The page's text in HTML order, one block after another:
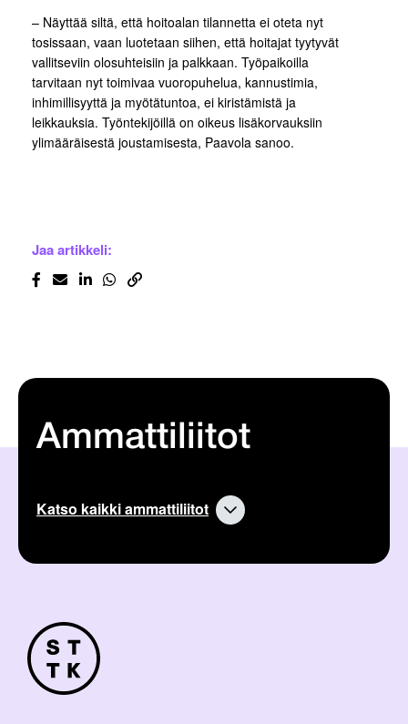
– Näyttää siltä, että hoitoalan tilannetta ei oteta nyt
tosissaan, vaan luotetaan siihen, että hoitajat tyytyvät
vallitseviin olosuhteisiin ja palkkaan. Työpaikoilla
tarvitaan nyt toimivaa vuoropuhelua, kannustimia,
inhimillisyyttä ja myötätuntoa, ei kiristämistä ja
leikkauksia. Työntekijöillä on oikeus lisäkorvauksiin
ylimääräisestä joustamisesta, Paavola sanoo.
Jaa artikkeli:
Ammattiliitot
Katso kaikki ammattiliitot